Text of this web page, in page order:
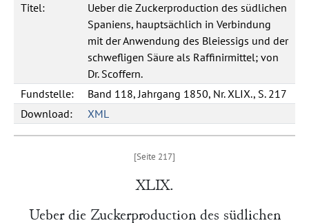
Titel:
Ueber die Zuckerproduction des südlichen
Spaniens, hauptsächlich in Verbindung
mit der Anwendung des Bleiessigs und der
schwefligen Säure als Raffinirmittel; von
Dr. Scoffern.
Fundstelle:
Band 118, Jahrgang 1850, Nr. XLIX., S. 217
Download:
XML
XLIX.
Ueber die Zuckerproduction des südlichen